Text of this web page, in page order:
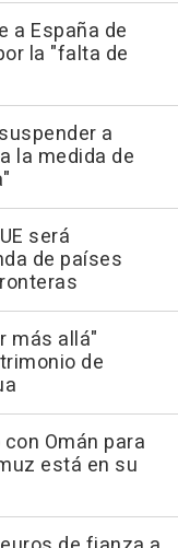
a España de
la "falta de
a
la medida de
será
de países
más allá"
de
Omán para
está en su